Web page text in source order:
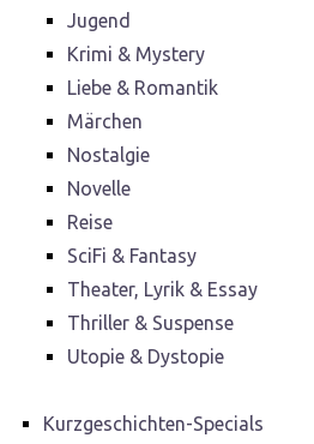
Jugend
Krimi & Mystery
Liebe & Romantik
Märchen
Nostalgie
Novelle
Reise
SciFi & Fantasy
Theater, Lyrik & Essay
Thriller & Suspense
Utopie & Dystopie
Kurzgeschichten-Specials